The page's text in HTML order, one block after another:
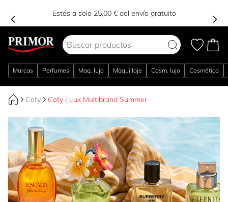
Estás a solo 25,00 € del envío gratuito
Marcas Perfumes Maq. lujo Maquillaje Cosm. lujo Cosmética
Coty Coty | Lux Multibrand Summer